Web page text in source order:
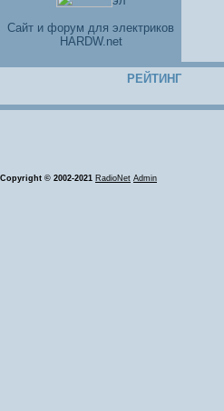
Cайт и форум для электриков
HARDW.net
РЕЙТИНГ
Copyright © 2002-2021 RadioNet Admin